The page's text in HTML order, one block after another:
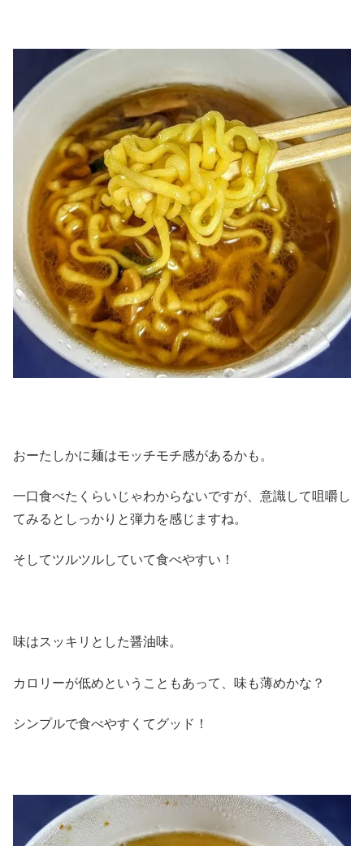
おーたしかに麺はモッチモチ感があるかも。
一口食べたくらいじゃわからないですが、意識して咀嚼し
てみるとしっかりと弾力を感じますね。
そしてツルツルしていて食べやすい！
味はスッキリとした醤油味。
カロリーが低めということもあって、味も薄めかな？
シンプルで食べやすくてグッド！